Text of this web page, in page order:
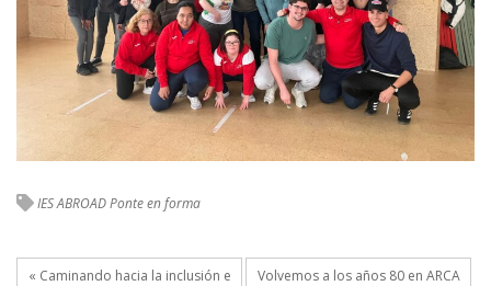
IES ABROADPonte en forma
« Caminando hacia la inclusión e
Volvemos a los años 80 en ARCA